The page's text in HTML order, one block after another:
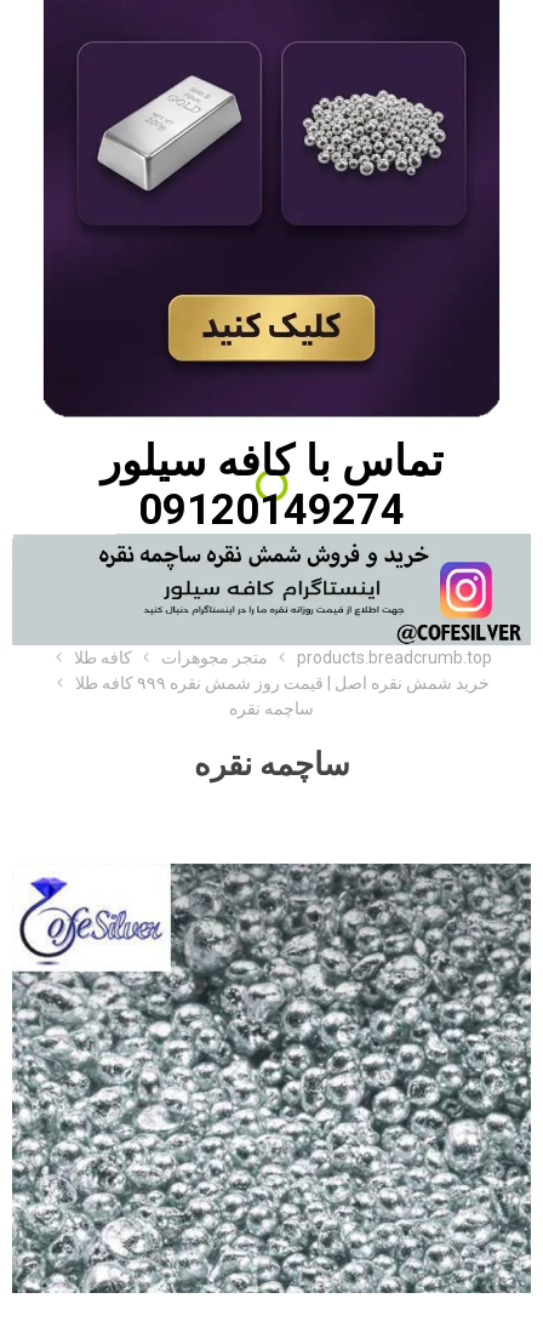
تماس باکافه سیلور
09120149274
products.breadcrumb.top متجر مجوهرات
کافه طلا
خرید شمش نقره اصل | قیمت روز شمش نقره ۹۹۹ کافه طلا
ساچمه نقره
ساچمه نقره